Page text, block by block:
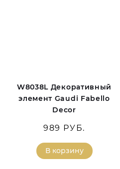
W8038L Декоративный
элемент Gaudi Fabello
Decor
989 РУБ.
В корзину